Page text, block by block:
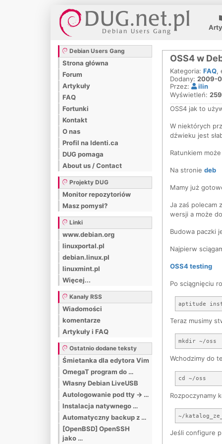
Debian Users Gang
Strona główna
Forum
Artykuły
FAQ
Fortunki
Kontakt
O nas
Profil na Identi.ca
DUG pomaga
About us / Contact
Projekty DUG
Monitor repozytoriów
Masz pomysł?
Linki
www.debian.org
linuxportal.pl
debian.linux.pl
linuxmint.pl
Więcej...
Kanały RSS
Wiadomości
komentarze
Artykuły i FAQ
Ostatnio dodane teksty
Śmietanka dla edytora Vim
OmegaT program do …
Własny Debian LiveUSB
Autologowanie pod tty -> …
Instalacja natywnego …
Automatyczny backup z …
[OpenBSD] OpenSSH
jako …
OSS4 w
Kategoria: FAQ,
Dodany: 2009-
Przez:
ilin
Wyświetleń:
OSS4 jak to
W niektórych
dźwieku jest
Ratunkiem
Na stronie deb
Mamy już
Ja zaś polecam
wersji a może
Budowa paczki
Najpierw
OSS4 testing
Po sciągnięciu
Teraz musimy
Wchodzimy do
Rozpoczynamy
Jeśli configure